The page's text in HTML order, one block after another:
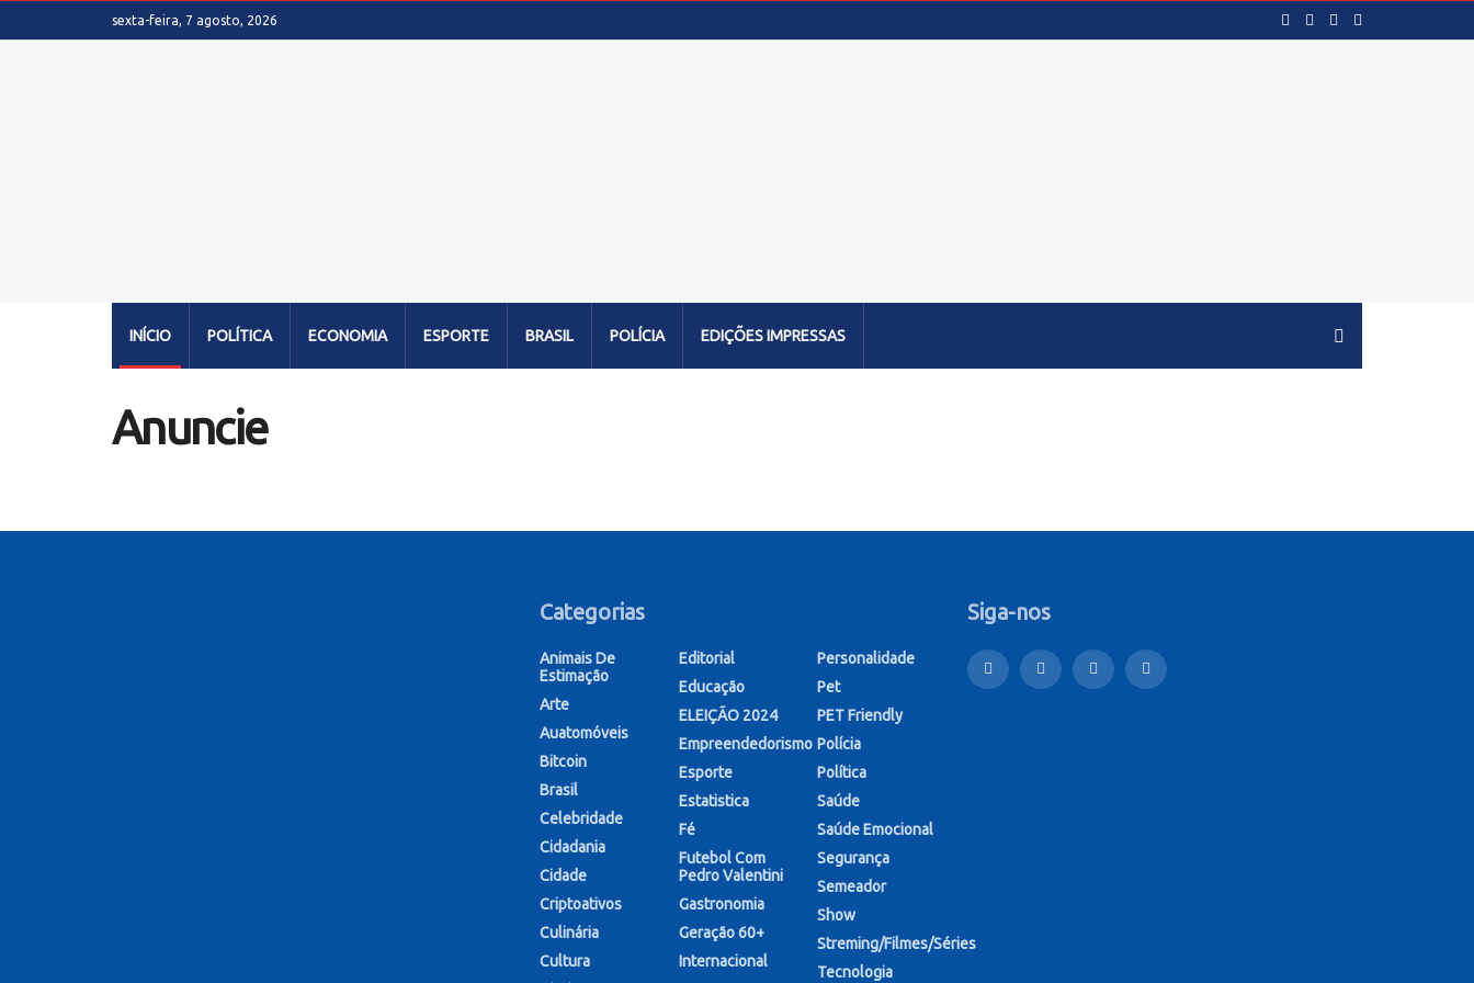
sexta-feira, 7 agosto, 2026
INÍCIO POLÍTICA ECONOMIA ESPORTE BRASIL POLÍCIA EDIÇÕES IMPRESSAS
Anuncie
Categorias
Animais De
Estimação
Arte
Auatomóveis
Bitcoin
Brasil
Celebridade
Cidadania
Cidade
Criptoativos
Culinária
Cultura
Editorial
Educação
ELEIÇÃO 2024
Empreendedorismo
Esporte
Estatistica
Fé
Futebol Com
Pedro Valentini
Gastronomia
Geração 60+
Internacional
Personalidade
Pet
PET Friendly
Polícia
Política
Saúde
Saúde Emocional
Segurança
Semeador
Show
Streming/Filmes/Séries
Tecnologia
Siga-nos